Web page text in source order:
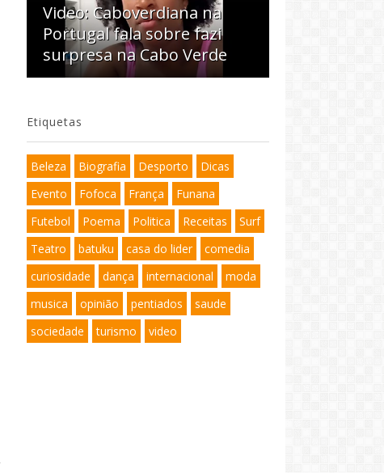
Video: Caboverdiana na
Portugal fala sobre fazi
surpresa na Cabo Verde
Etiquetas
Beleza Biografia Desporto
Dicas
Evento
Fofoca França
Funana
Futebol
Poema Politica Receitas
Surf
Teatro
batuku casa do lider
comedia
curiosidade
dança internacional
moda
musica
opinião pentiados
saude
sociedade
turismo video